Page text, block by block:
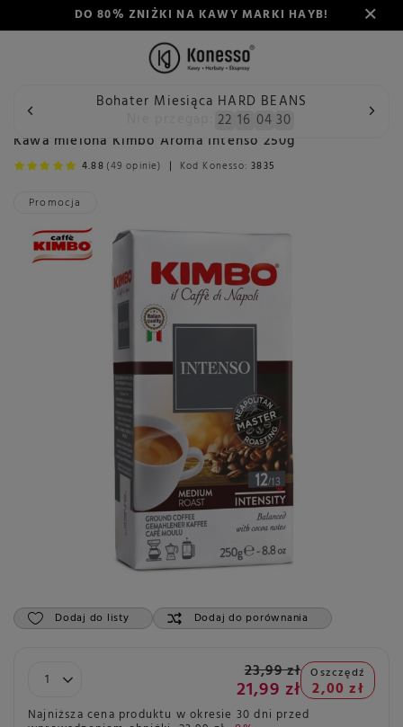
DO 80% ZNIŻKI NA KAWY MARKI HAYB!
Bohater Miesiąca HARD BEANS
22 16 04 30
Wstecz Konesso Kawa Przeznaczenie Do kawiarki
Promocja
Kawa mielona Kimbo Aroma Intenso 250g
4.88 (49 opinie) Kod Konesso:3835
Dodaj do listy Dodaj do porównania
23,99 zł
21,99 zł
Oszczędź
2,00 zł
Najniższa cena produktu w okresie 30 dni przed